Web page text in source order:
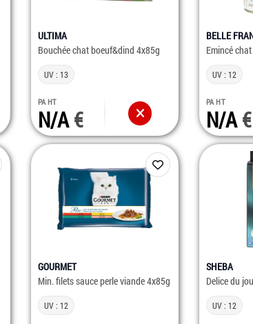
ULTIMA
Bouchée chat boeuf&dind 4x85g
UV : 13
PA HT
N/A
BELLE
Emincé
UV : 12
PA HT
N/A
GOURMET
Min. filets sauce perle viande 4x85g
UV : 12
SHEBA
Delice du
UV : 12